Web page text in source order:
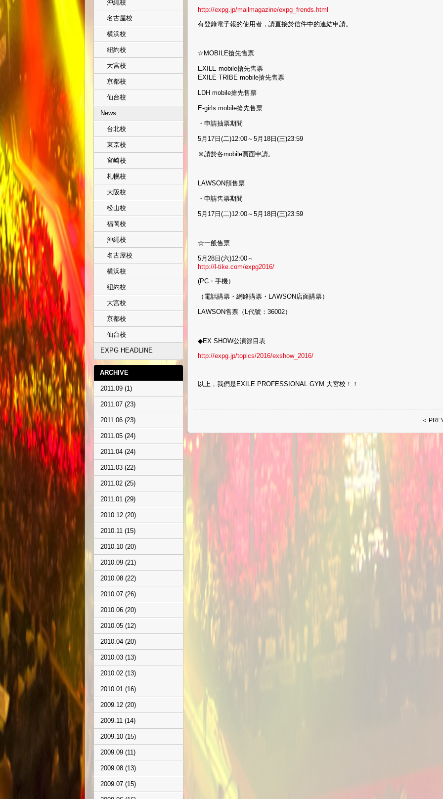
沖繩校
名古屋校
横浜校
紐約校
大宮校
京都校
仙台校
News
台北校
東京校
宮崎校
札幌校
大阪校
松山校
福岡校
沖繩校
名古屋校
横浜校
紐約校
大宮校
京都校
仙台校
EXPG HEADLINE
ARCHIVE
2011.09 (1)
2011.07 (23)
2011.06 (23)
2011.05 (24)
2011.04 (24)
2011.03 (22)
2011.02 (25)
2011.01 (29)
2010.12 (20)
2010.11 (15)
2010.10 (20)
2010.09 (21)
2010.08 (22)
2010.07 (26)
2010.06 (20)
2010.05 (12)
2010.04 (20)
2010.03 (13)
2010.02 (13)
2010.01 (16)
2009.12 (20)
2009.11 (14)
2009.10 (15)
2009.09 (11)
2009.08 (13)
2009.07 (15)
http://expg.jp/mailmagazine/expg_frends.html
有登錄電子報的使用者，請直接於信件中的連結申請。
☆MOBILE搶先售票
EXILE mobile搶先售票
EXILE TRIBE mobile搶先售票
LDH mobile搶先售票
E-girls mobile搶先售票
・申請抽票期間
5月17日(二)12:00～5月18日(三)23:59
※請於各mobile頁面申請。
LAWSON預售票
・申請售票期間
5月17日(二)12:00～5月18日(三)23:59
☆一般售票
5月28日(六)12:00～
http://l-tike.com/expg2016/
(PC・手機）
（電話購票・網路購票・LAWSON店面購票）
LAWSON售票（L代號：36002）
◆EX SHOW公演節目表
http://expg.jp/topics/2016/exshow_2016/
以上，我們是EXILE PROFESSIONAL GYM 大宮校！！
＜